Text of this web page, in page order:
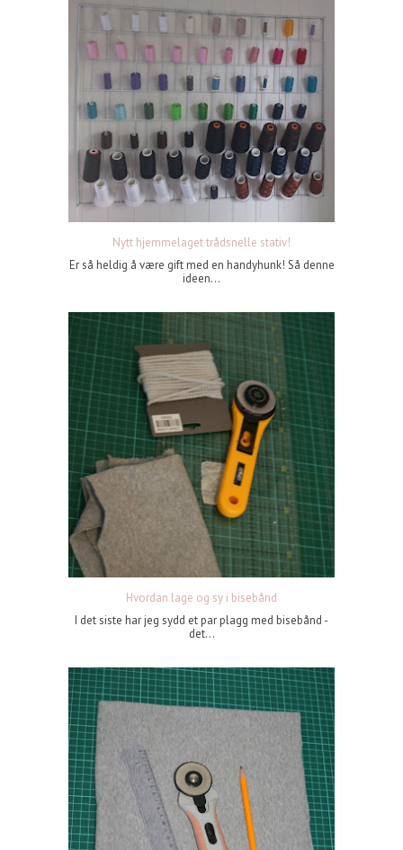
Nytt hjemmelaget trådsnelle stativ!
Er så heldig å være gift med en handyhunk! Så denne
ideen...
Hvordan lage og sy i bisebånd
I det siste har jeg sydd et par plagg med bisebånd -
det...